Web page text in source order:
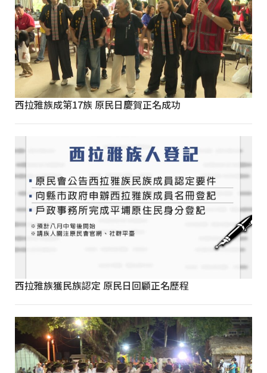
西拉雅族成第17族 原民日慶賀正名成功
西拉雅族獲民族認定 原民日回顧正名歷程